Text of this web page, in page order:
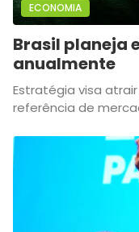
ECONOMIA
Brasil planeja
anualmente
Estratégia visa
referência de